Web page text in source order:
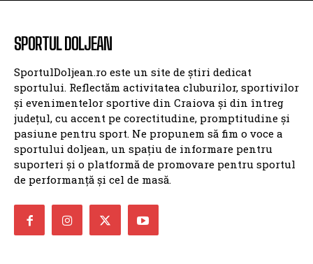
SPORTUL DOLJEAN
SportulDoljean.ro este un site de știri dedicat
sportului. Reflectăm activitatea cluburilor, sportivilor
și evenimentelor sportive din Craiova și din întreg
județul, cu accent pe corectitudine, promptitudine și
pasiune pentru sport. Ne propunem să fim o voce a
sportului doljean, un spațiu de informare pentru
suporteri și o platformă de promovare pentru sportul
de performanță și cel de masă.